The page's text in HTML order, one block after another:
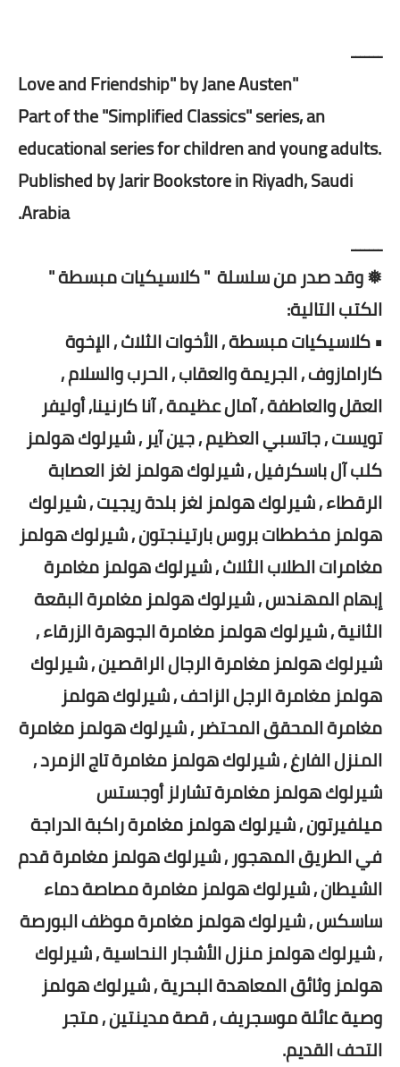
ـــــــ
"Love and Friendship" by Jane Austen
Part of the "Simplified Classics" series, an
educational series for children and young adults.
Published by Jarir Bookstore in Riyadh, Saudi
Arabia.
ـــــــ
❅ وقد صدر من سلسلة " كلاسيكيات مبسطة "
الكتب التالية:
• كلاسيكيات مبسطة , الأخوات الثلاث , الإخوة
كارامازوف , الجريمة والعقاب , الحرب والسلام ,
العقل والعاطفة , آمال عظيمة , آنا كارنينا, أوليفر
تويست , جاتسبي العظيم , جين آير , شيرلوك هولمز
كلب آل باسكرفيل , شيرلوك هولمز لغز العصابة
الرقطاء , شيرلوك هولمز لغز بلدة ريجيت , شيرلوك
هولمز مخططات بروس بارتينجتون , شيرلوك هولمز
مغامرات الطلاب الثلاث , شيرلوك هولمز مغامرة
إبهام المهندس , شيرلوك هولمز مغامرة البقعة
الثانية , شيرلوك هولمز مغامرة الجوهرة الزرقاء ,
شيرلوك هولمز مغامرة الرجال الراقصين , شيرلوك
هولمز مغامرة الرجل الزاحف , شيرلوك هولمز
مغامرة المحقق المحتضر , شيرلوك هولمز مغامرة
المنزل الفارغ , شيرلوك هولمز مغامرة تاج الزمرد ,
شيرلوك هولمز مغامرة تشارلز أوجستس
ميلفيرتون , شيرلوك هولمز مغامرة راكبة الدراجة
في الطريق المهجور , شيرلوك هولمز مغامرة قدم
الشيطان , شيرلوك هولمز مغامرة مصاصة دماء
ساسكس , شيرلوك هولمز مغامرة موظف البورصة
, شيرلوك هولمز منزل الأشجار النحاسية , شيرلوك
هولمز وثائق المعاهدة البحرية , شيرلوك هولمز
وصية عائلة موسجريف , قصة مدينتين , متجر
التحف القديم.